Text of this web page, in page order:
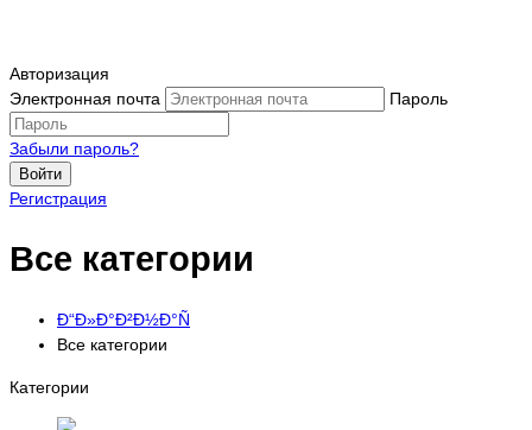
Авторизация
Электронная почта
Пароль
Забыли пароль?
Войти
Регистрация
Все категории
Ð“Ð»Ð°Ð²Ð½Ð°Ñ
Все категории
Категории